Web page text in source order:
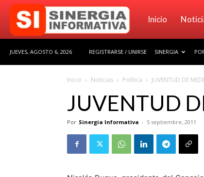
Sinergia
Inicio
JUEVES, AGOSTO 6, 2026 REGISTRARSE / UNIRSE SINERGIA
Inicio Noticias Política JUVENTUD DE
JUVENTUD
Por Sinergia Informativa - 5 septiembre, 2011